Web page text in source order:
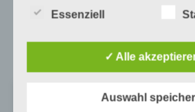
Pyramid Solitaire Saga könnt ihr als
Pyramid Solitaire
+
identifizierbare natürliche
Essenziell
✓ Alle
Auswahl